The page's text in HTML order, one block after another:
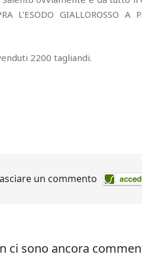
L'ESODO GIALLOROSSO A
2200 tagliandi.